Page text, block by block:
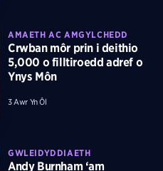
AMAETH AC AMGYLCHEDD
Crwban môr prin i deithio
5,000 o filltiroedd adref o
Ynys Môn
3 Awr Yn Ôl
GWLEIDYDDIAETH
Andy Burnham ‘am